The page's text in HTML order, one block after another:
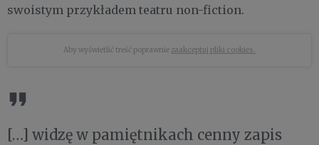
swoistym przykładem teatru non-fiction.
Aby wyświetlić treść poprawnie zaakceptuj pliki cookies.
[…] widzę w pamiętnikach cenny zapis